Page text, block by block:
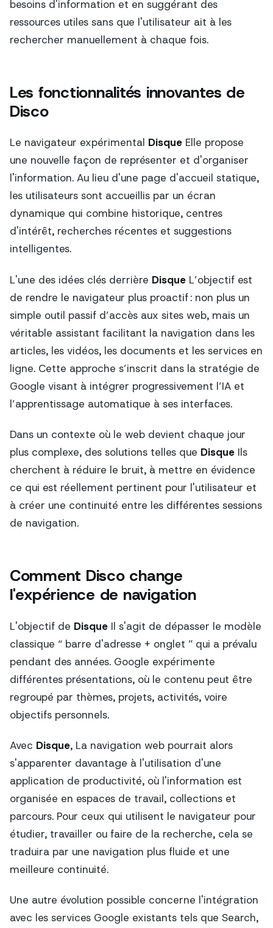
besoins d'information et en suggérant des
ressources utiles sans que l'utilisateur ait à les
rechercher manuellement à chaque fois.
Les fonctionnalités innovantes de
Disco
Le navigateur expérimental Disque Elle propose
une nouvelle façon de représenter et d'organiser
l'information. Au lieu d'une page d'accueil statique,
les utilisateurs sont accueillis par un écran
dynamique qui combine historique, centres
d'intérêt, recherches récentes et suggestions
intelligentes.
L'une des idées clés derrière Disque L’objectif est
de rendre le navigateur plus proactif : non plus un
simple outil passif d’accès aux sites web, mais un
véritable assistant facilitant la navigation dans les
articles, les vidéos, les documents et les services en
ligne. Cette approche s’inscrit dans la stratégie de
Google visant à intégrer progressivement l’IA et
l’apprentissage automatique à ses interfaces.
Dans un contexte où le web devient chaque jour
plus complexe, des solutions telles que Disque Ils
cherchent à réduire le bruit, à mettre en évidence
ce qui est réellement pertinent pour l'utilisateur et
à créer une continuité entre les différentes sessions
de navigation.
Comment Disco change
l'expérience de navigation
L'objectif de Disque Il s'agit de dépasser le modèle
classique “ barre d'adresse + onglet ” qui a prévalu
pendant des années. Google expérimente
différentes présentations, où le contenu peut être
regroupé par thèmes, projets, activités, voire
objectifs personnels.
Avec Disque, La navigation web pourrait alors
s'apparenter davantage à l'utilisation d'une
application de productivité, où l'information est
organisée en espaces de travail, collections et
parcours. Pour ceux qui utilisent le navigateur pour
étudier, travailler ou faire de la recherche, cela se
traduira par une navigation plus fluide et une
meilleure continuité.
Une autre évolution possible concerne l'intégration
avec les services Google existants tels que Search,